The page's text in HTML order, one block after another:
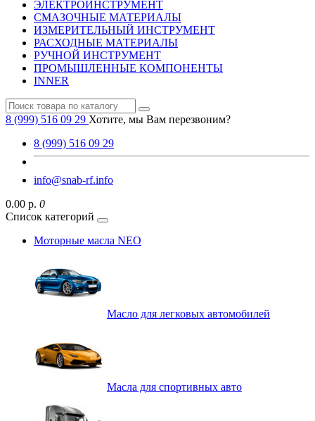
ЭЛЕКТРОИНСТРУМЕНТ
СМАЗОЧНЫЕ МАТЕРИАЛЫ
ИЗМЕРИТЕЛЬНЫЙ ИНСТРУМЕНТ
РАСХОДНЫЕ МАТЕРИАЛЫ
РУЧНОЙ ИНСТРУМЕНТ
ПРОМЫШЛЕННЫЕ КОМПОНЕНТЫ
INNER
8 (999) 516 09 29 Хотите, мы Вам перезвоним?
8 (999) 516 09 29
info@snab-rf.info
0.00 р. 0
Список категорий
Моторные масла NEO
Масло для легковых автомобилей
Масла для спортивных авто